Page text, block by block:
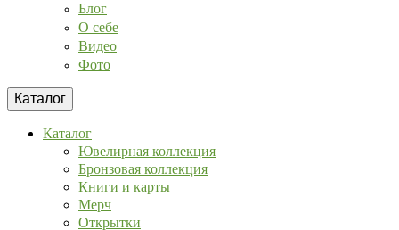
Блог
О себе
Видео
Фото
Каталог
Каталог
Ювелирная коллекция
Бронзовая коллекция
Книги и карты
Мерч
Открытки